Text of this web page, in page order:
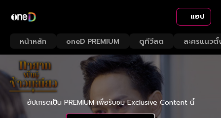
แอป
หน้าหลัก oneD PREMIUM ดูทีวีสด ละครแนวตั้
อัปเกรดเป็น PREMIUM เพื่อรับชม Exclusive Content นี้